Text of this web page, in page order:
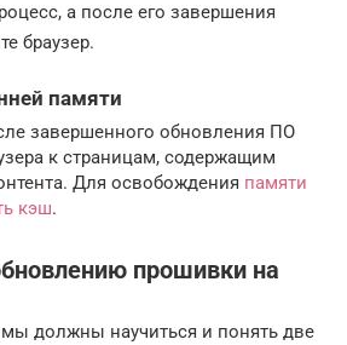
а после его завершения
браузер.
памяти
завершенного обновления ПО
к страницам, содержащим
Для освобождения памяти
кэш.
прошивки на
должны научиться и понять две